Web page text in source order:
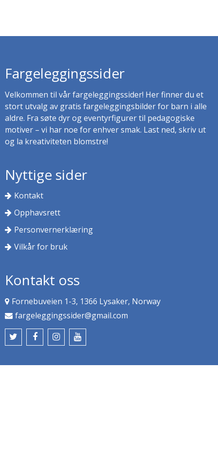
Fargeleggingssider
Velkommen til vår fargeleggingssider! Her finner du et
stort utvalg av gratis fargeleggingsbilder for barn i alle
aldre. Fra søte dyr og eventyrfigurer til pedagogiske
motiver – vi har noe for enhver smak. Last ned, skriv ut
og la kreativiteten blomstre!
Nyttige sider
Kontakt
Opphavsrett
Personvernerklæring
Vilkår for bruk
Kontakt oss
Fornebuveien 1-3, 1366 Lysaker, Norway
fargeleggingssider@gmail.com